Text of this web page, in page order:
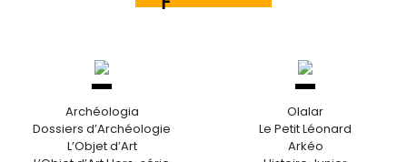
Archéologia
Dossiers d’Archéologie
L’Objet d’Art
Olalar
Le Petit Léonard
Arkéo